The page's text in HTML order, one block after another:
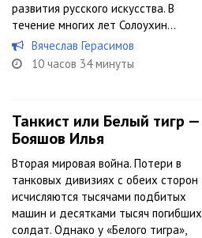
развития русского искусства. В
течение многих лет Солоухин...
Вячеслав Герасимов
10 часов 34 минуты
Танкист или Белый тигр —
Бояшов Илья
Вторая мировая война. Потери в
танковых дивизиях с обеих сторон
исчисляются тысячами подбитых
машин и десятками тысяч погибших
солдат. Однако у «Белого тигра»,